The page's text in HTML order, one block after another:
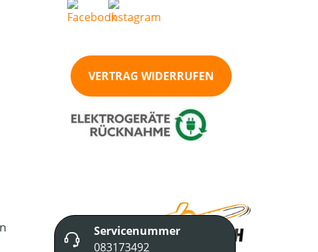
VERTRAG WIDERRUFEN
Servicenummer
083173492